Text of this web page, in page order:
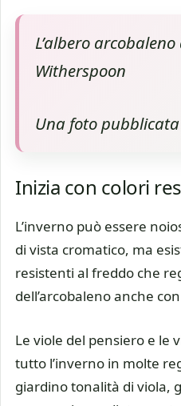
L’albero arcobaleno
Witherspoon
Una foto
Inizia con colori
L’inverno può essere
di vista cromatico, ma
resistenti al freddo che
dell’arcobaleno anche
Le viole del pensiero e le
tutto l’inverno in molte
giardino tonalità di viola,